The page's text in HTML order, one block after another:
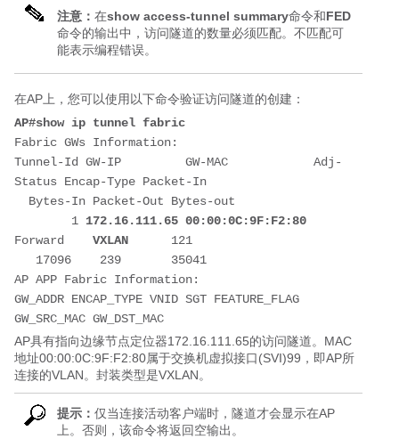
注意： 在show access-tunnel summary命令和FED
命令的输出中，访问隧道的数量必须匹配。不匹配可
能表示编程错误。
在AP上，您可以使用以下命令验证访问隧道的创建：
AP#show ip tunnel fabric
Fabric GWs Information:
Tunnel-Id GW-IP         GW-MAC            Adj-
Status Encap-Type Packet-In
  Bytes-In Packet-Out Bytes-out
        1
172.16.111.65 00:00:0C:9F:F2:80
Forward VXLAN
      121
   17096    239       35041
AP APP Fabric Information:
GW_ADDR ENCAP_TYPE VNID SGT FEATURE_FLAG
GW_SRC_MAC GW_DST_MAC
AP具有指向边缘节点定位器172.16.111.65的访问隧道。MAC
地址00:00:0C:9F:F2:80属于交换机虚拟接口(SVI)99，即AP所
连接的VLAN。封装类型是VXLAN。
提示： 仅当连接活动客户端时，隧道才会显示在AP
上。否则，该命令将返回空输出。